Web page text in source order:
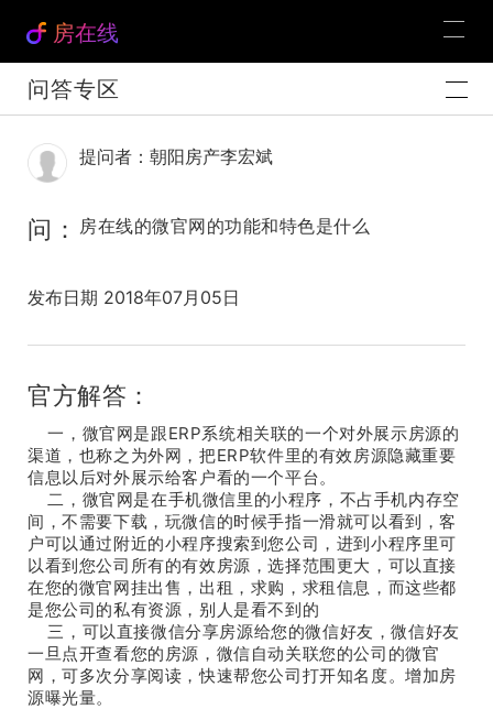
房在线
问答专区
提问者：朝阳房产李宏斌
问： 房在线的微官网的功能和特色是什么
发布日期 2018年07月05日
官方解答：
一，微官网是跟ERP系统相关联的一个对外展示房源的
渠道，也称之为外网，把ERP软件里的有效房源隐藏重要
信息以后对外展示给客户看的一个平台。
二，微官网是在手机微信里的小程序，不占手机内存空
间，不需要下载，玩微信的时候手指一滑就可以看到，客
户可以通过附近的小程序搜索到您公司，进到小程序里可
以看到您公司所有的有效房源，选择范围更大，可以直接
在您的微官网挂出售，出租，求购，求租信息，而这些都
是您公司的私有资源，别人是看不到的
三，可以直接微信分享房源给您的微信好友，微信好友
一旦点开查看您的房源，微信自动关联您的公司的微官
网，可多次分享阅读，快速帮您公司打开知名度。增加房
源曝光量。